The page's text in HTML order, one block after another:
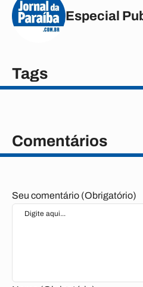
Especial
Tags
Comentários
Seu comentário (Obrigatório)